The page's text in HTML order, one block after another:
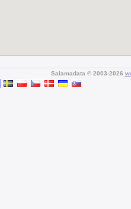
Salamadata © 2003-2026